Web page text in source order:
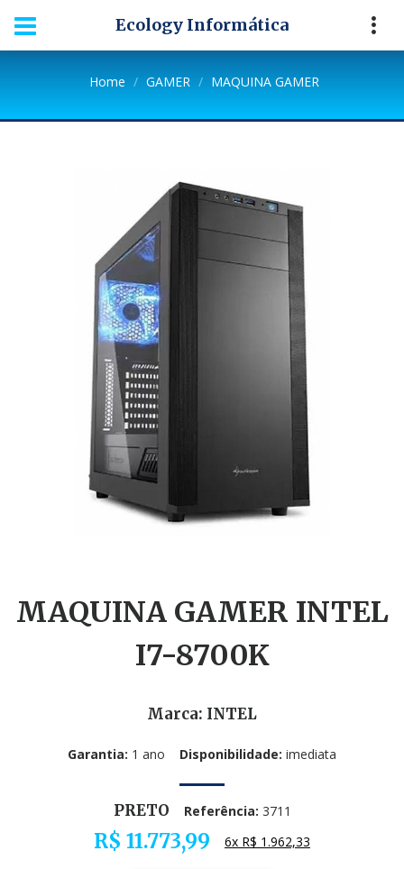
Ecology Informática
Home GAMER MAQUINA GAMER
MAQUINA GAMER INTEL
I7-8700K
Marca: INTEL
Garantia: 1 ano Disponibilidade: imediata
PRETO Referência: 3711
R$ 11.773,99 6x R$ 1.962,33